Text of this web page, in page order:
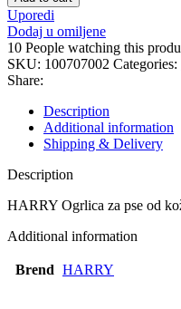
-
1
kom
quantity
Uporedi
Dodaj u omiljene
10 People watching this
SKU: 100707002 Categories:
Share:
Description
Additional information
Shipping & Delivery
Description
HARRY Ogrlica za pse od
Additional information
Brend HARRY